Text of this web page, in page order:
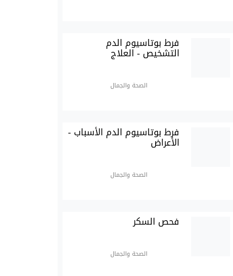
فرط بوتاسيوم الدم
التشخيص - العلاج
الصحة والجمال
فرط بوتاسيوم الدم الأسباب -
الأعراض
الصحة والجمال
فحص السكر
الصحة والجمال